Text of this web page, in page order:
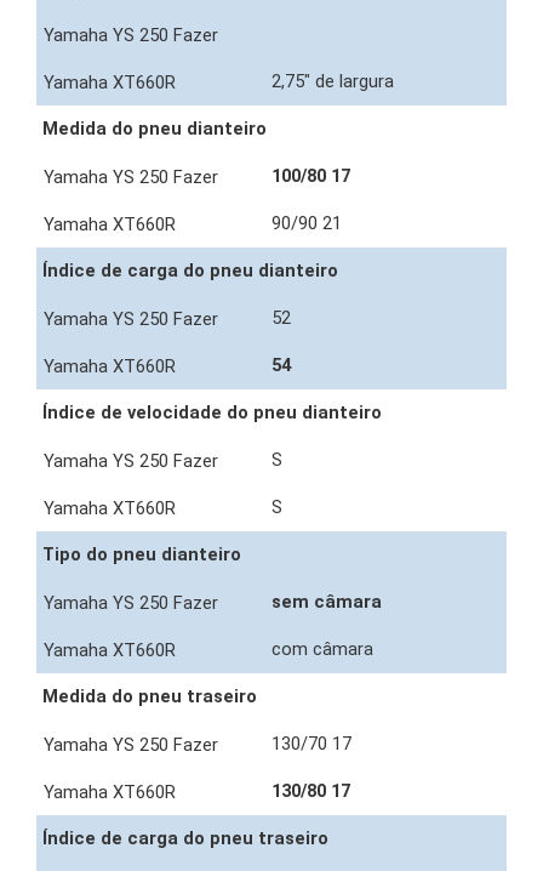
2,75" de largura
Medida do pneu dianteiro
100/80 17
90/90 21
Índice de carga do pneu dianteiro
52
54
Índice de velocidade do pneu dianteiro
S
S
Tipo do pneu dianteiro
sem câmara
com câmara
Medida do pneu traseiro
130/70 17
130/80 17
Índice de carga do pneu traseiro